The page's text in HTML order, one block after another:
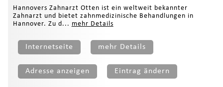
Hannovers Zahnarzt Otten ist ein weltweit bekannter
Zahnarzt und bietet zahnmedizinische Behandlungen in
Hannover. Zu d... mehr Details
Internetseite mehr Details
Adresse anzeigen Eintrag ändern